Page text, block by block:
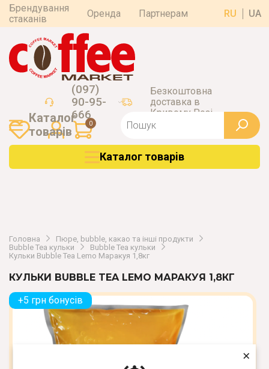
×
Брендування
стаканів
Оренда Партнерам RU UA
(097)
90-95-
666
Безкоштовна
доставка в
Кривому Розі
0
Каталог
товарiв
Каталог товарiв
Головна
Пюре, bubble, какао та інші продукти
Bubble Tea кульки
Bubble Tea кульки
Кульки Bubble Tea Lemo Маракуя 1,8кг
КУЛЬКИ BUBBLE TEA LEMO МАРАКУЯ 1,8КГ
+5 грн бонусів